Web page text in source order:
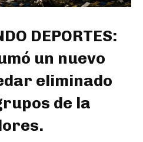
DEPORTES:
un nuevo
eliminado
de la